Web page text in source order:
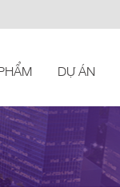
DỰ ÁN